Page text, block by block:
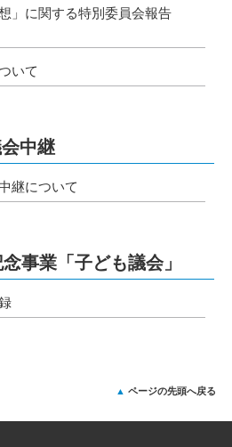
」に関する特別委員会報告
いて
中継
継について
事業「子ども議会」
ページの先頭へ戻る